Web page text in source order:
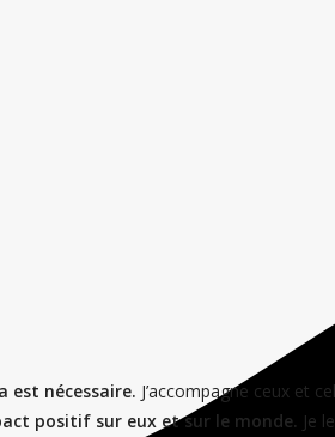
est nécessaire. J’accompagne ceux et
positif sur eux et sur le monde. Je